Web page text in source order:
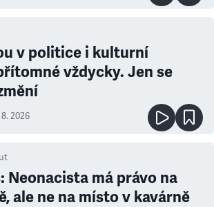
v politice i kulturní
vždycky. Jen se
2026
Neonacista má právo na
ale ne na místo v kavárně